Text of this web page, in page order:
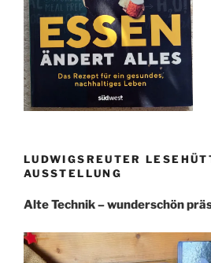
LUDWIGSREUTER
AUSSTELLUNG
Alte Technik – wunderschön